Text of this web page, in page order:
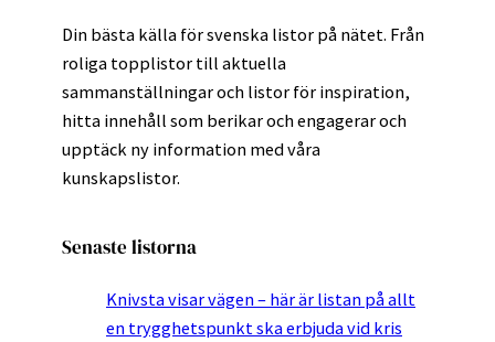
Din bästa källa för svenska listor på nätet. Från
roliga topplistor till aktuella
sammanställningar och listor för inspiration,
hitta innehåll som berikar och engagerar och
upptäck ny information med våra
kunskapslistor.
Senaste listorna
Knivsta visar vägen – här är listan på allt
en trygghetspunkt ska erbjuda vid kris